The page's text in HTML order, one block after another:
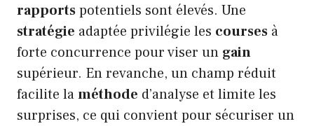
rapportspotentiels sont élevés. Une
stratégie adaptée privilégie les courses à
forte concurrence pour viser un gain
supérieur. En revanche, un champ réduit
facilite laméthode d’analyse et limite les
surprises, ce qui convient pour sécuriser un